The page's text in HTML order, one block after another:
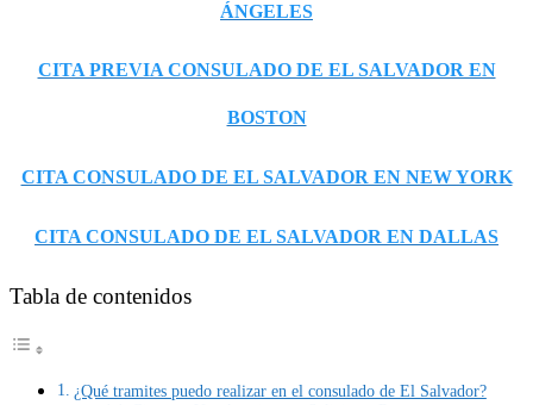
ÁNGELES
CITA PREVIA CONSULADO DE EL SALVADOR EN
BOSTON
CITA CONSULADO DE EL SALVADOR EN NEW YORK
CITA CONSULADO DE EL SALVADOR EN DALLAS
Tabla de contenidos
¿Qué tramites puedo realizar en el consulado de El Salvador?